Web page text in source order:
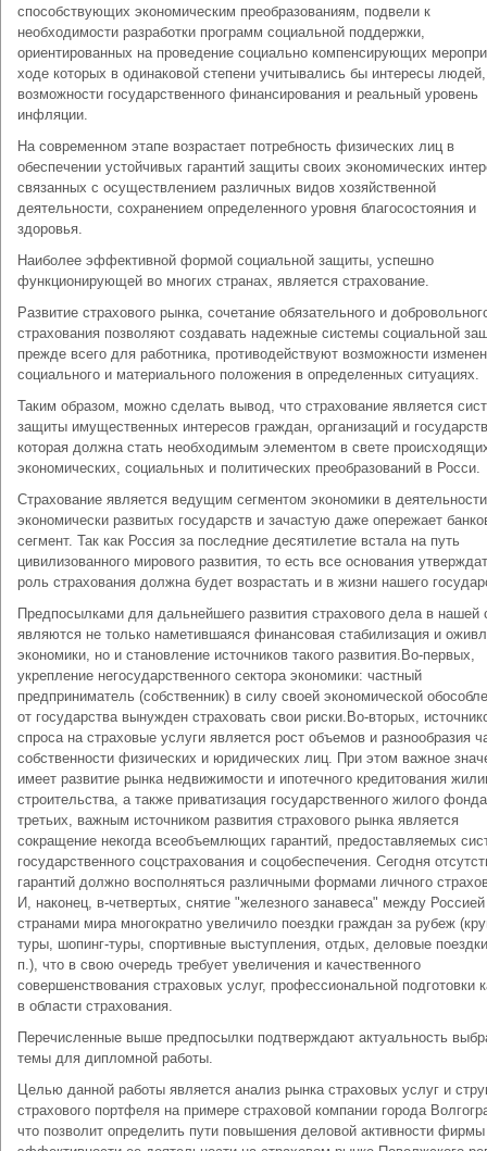
способствующих экономическим преобразованиям, подвели к
необходимости разработки программ социальной поддержки,
ориентированных на проведение социально компенсирующих
ходе которых в одинаковой степени учитывались бы интересы людей,
возможности государственного финансирования и реальный уровень
инфляции.
На современном этапе возрастает потребность физических лиц в
обеспечении устойчивых гарантий защиты своих экономических
связанных с осуществлением различных видов хозяйственной
деятельности, сохранением определенного уровня благосостояния и
здоровья.
Наиболее эффективной формой социальной защиты, успешно
функционирующей во многих странах, является страхование.
Развитие страхового рынка, сочетание обязательного и
страхования позволяют создавать надежные системы социальной
прежде всего для работника, противодействуют возможности
социального и материального положения в определенных ситуациях.
Таким образом, можно сделать вывод, что страхование является
защиты имущественных интересов граждан, организаций и
которая должна стать необходимым элементом в свете
экономических, социальных и политических преобразований в Росси.
Страхование является ведущим сегментом экономики в деятельности
экономически развитых государств и зачастую даже опережает
сегмент. Так как Россия за последние десятилетие встала на путь
цивилизованного мирового развития, то есть все основания
роль страхования должна будет возрастать и в жизни нашего
Предпосылками для дальнейшего развития страхового дела в нашей
являются не только наметившаяся финансовая стабилизация и
экономики, но и становление источников такого развития.Во-первых,
укрепление негосударственного сектора экономики: частный
предприниматель (собственник) в силу своей экономической
от государства вынужден страховать свои риски.Во-вторых,
спроса на страховые услуги является рост объемов и разнообразия
собственности физических и юридических лиц. При этом важное
имеет развитие рынка недвижимости и ипотечного кредитования
строительства, а также приватизация государственного жилого
третьих, важным источником развития страхового рынка является
сокращение некогда всеобъемлющих гарантий, предоставляемых
государственного соцстрахования и соцобеспечения. Сегодня
гарантий должно восполняться различными формами личного
И, наконец, в-четвертых, снятие "железного занавеса" между
странами мира многократно увеличило поездки граждан за рубеж
туры, шопинг-туры, спортивные выступления, отдых, деловые
п.), что в свою очередь требует увеличения и качественного
совершенствования страховых услуг, профессиональной подготовки
в области страхования.
Перечисленные выше предпосылки подтверждают актуальность
темы для дипломной работы.
Целью данной работы является анализ рынка страховых услуг и
страхового портфеля на примере страховой компании города
что позволит определить пути повышения деловой активности